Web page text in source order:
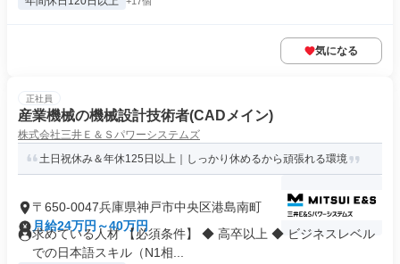
気になる
正社員
産業機械の機械設計技術者(CADメイン)
株式会社三井Ｅ＆Ｓパワーシステムズ
土日祝休み＆年休125日以上｜しっかり休めるから頑張れる環境
〒650-0047兵庫県神戸市中央区港島南町
月給24万円～40万円
求めている人材 【必須条件】 ◆ 高卒以上 ◆ ビジネスレベル
での日本語スキル（N1相...